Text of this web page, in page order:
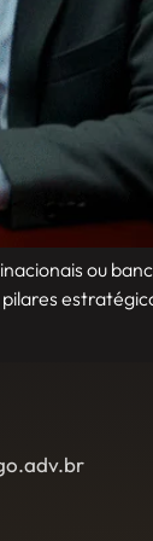
ou